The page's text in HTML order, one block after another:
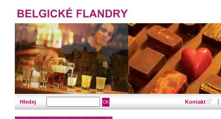
Hledej Kontakt